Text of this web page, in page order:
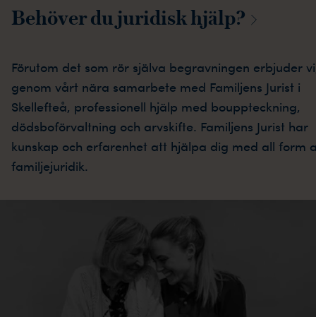
Behöver du juridiskhjälp?
Förutom det som rör själva begravningen erbjuder
genom vårt nära samarbete med Familjens Jurist i
Skellefteå, professionell hjälp med bouppteckning,
dödsboförvaltning och arvskifte. Familjens Jurist har
kunskap och erfarenhet att hjälpa dig med all form
familjejuridik.